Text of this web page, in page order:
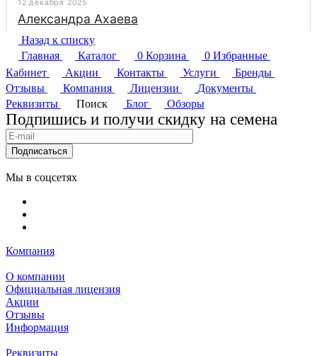
Назад к списку
Главная
Каталог 0 Корзина 0 Избранные
Кабинет
Акции Контакты Услуги
Бренды
Отзывы
Компания Лицензии
Документы
Реквизиты
Поиск Блог Обзоры
Подпишись и получи скидку на семена
Подписаться
Мы в соцсетях
Компания
О компании
Официальная лицензия
Акции
Отзывы
Информация
Реквизиты